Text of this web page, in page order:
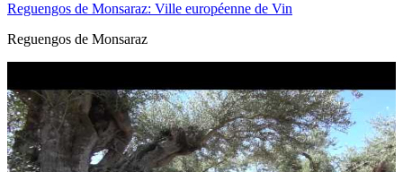
Reguengos de Monsaraz: Ville européenne de Vin
Reguengos de Monsaraz